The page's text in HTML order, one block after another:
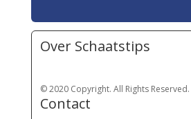
Over Schaatstips
© 2020 Copyright. All Rights Reserved.
Contact